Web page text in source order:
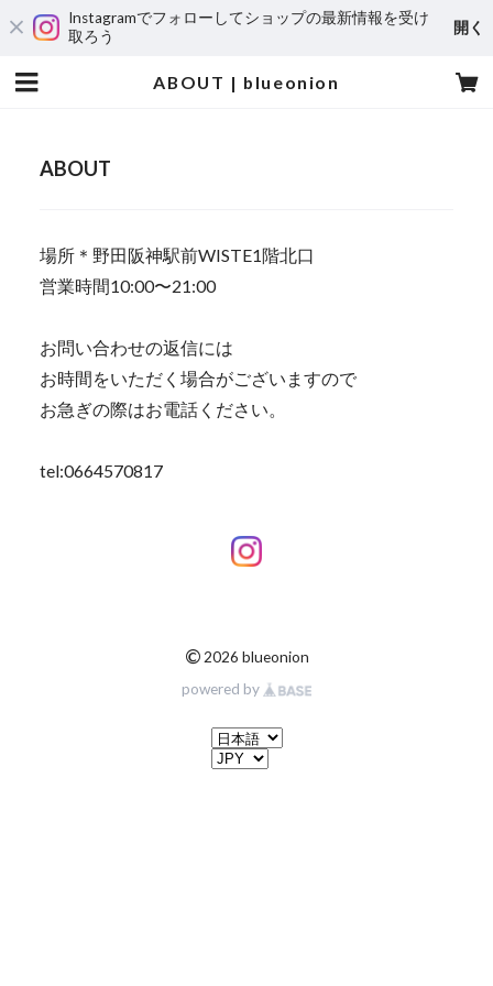
Instagramでフォローしてショップの最新情報を受け
取ろう
開く
ABOUT | blueonion
ABOUT
場所＊野田阪神駅前WISTE1階北口
営業時間10:00〜21:00
お問い合わせの返信には
お時間をいただく場合がございますので
お急ぎの際はお電話ください。
tel:0664570817
©2026 blueonion
powered by